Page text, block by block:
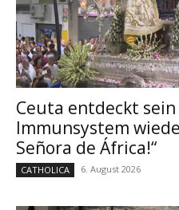
Ceuta entdeckt
Immunsystem
Señora de África!“
CATHOLICA 6. August 2026